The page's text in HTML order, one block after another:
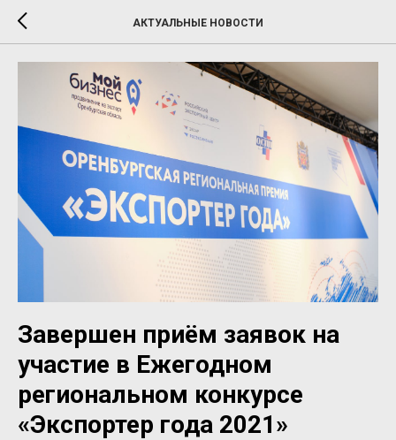
АКТУАЛЬНЫЕ НОВОСТИ
Завершен приём заявок на
участие в Ежегодном
региональном конкурсе
«Экспортер года 2021»